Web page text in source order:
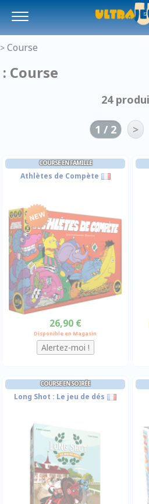
> Course
: Course
24
1 / 2 >
COURSE EN FAMILLE
Athlètes de Compète
26,90 €
Disponible en Magasin
COURSE EN SOIRÉE
Long Shot : Le jeu de dés